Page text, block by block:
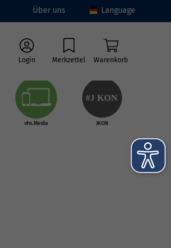
Über uns Language
Login Merkzettel Warenkorb
vhs.Media
#J KON
JKON